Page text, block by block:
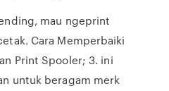
mau ngeprint
Cara Memperbaiki
Print Spooler; 3. ini
untuk beragam merk